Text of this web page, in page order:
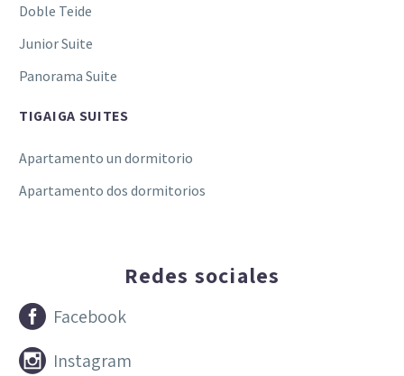
Doble Teide
Junior Suite
Panorama Suite
TIGAIGA SUITES
Apartamento un dormitorio
Apartamento dos dormitorios
Redes sociales

 Facebook

 Instagram